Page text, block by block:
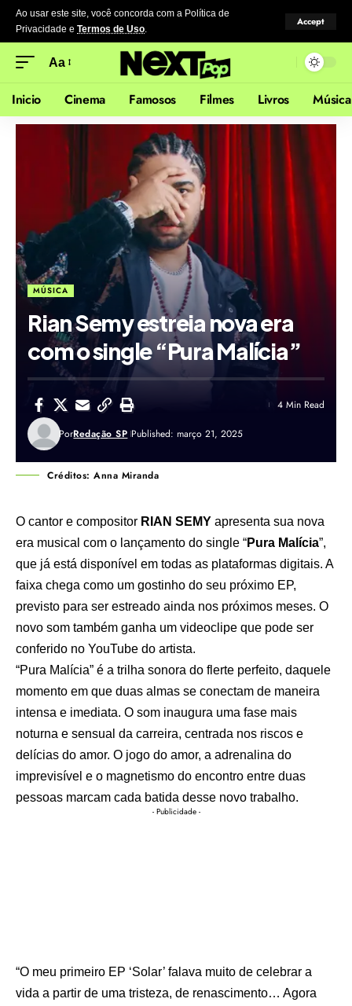
Ao usar este site, você concorda com a Política de
Privacidade e Termos de Uso.
Accept
Aa
Inicio Cinema Famosos Filmes Livros Música
MÚSICA
Rian Semy estreia nova era
com o single “Pura Malícia”
PorRedação SP Published: março 21, 2025
4 Min Read
Créditos: Anna Miranda
O cantor e compositor RIAN SEMY apresenta sua nova
era musical com o lançamento do single “Pura Malícia”,
que já está disponível em todas as plataformas digitais. A
faixa chega como um gostinho do seu próximo EP,
previsto para ser estreado ainda nos próximos meses. O
novo som também ganha um videoclipe que pode ser
conferido no YouTube do artista.
“Pura Malícia” é a trilha sonora do flerte perfeito, daquele
momento em que duas almas se conectam de maneira
intensa e imediata. O som inaugura uma fase mais
noturna e sensual da carreira, centrada nos riscos e
delícias do amor. O jogo do amor, a adrenalina do
imprevisível e o magnetismo do encontro entre duas
pessoas marcam cada batida desse novo trabalho.
- Publicidade -
“O meu primeiro EP ‘Solar’ falava muito de celebrar a
vida a partir de uma tristeza, de renascimento… Agora